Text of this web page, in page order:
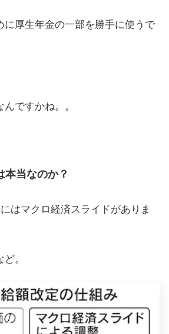
に厚生年金の一部を勝手に使うで
ですかね。。
本当なのか？
はマクロ経済スライドがありま
。